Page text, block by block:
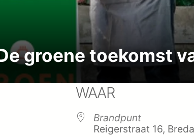
groene toekomst
WAAR
Brandpunt
Reigerstraat 16, Breda